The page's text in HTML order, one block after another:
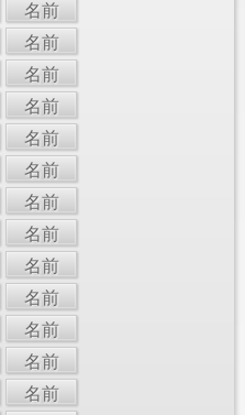
名前
名前
名前
名前
名前
名前
名前
名前
名前
名前
名前
名前
名前